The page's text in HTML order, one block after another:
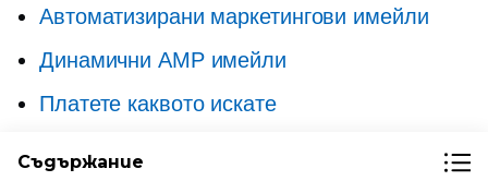
Автоматизирани маркетингови имейли
Динамични AMP имейли
Платете каквото искате
Съдържание